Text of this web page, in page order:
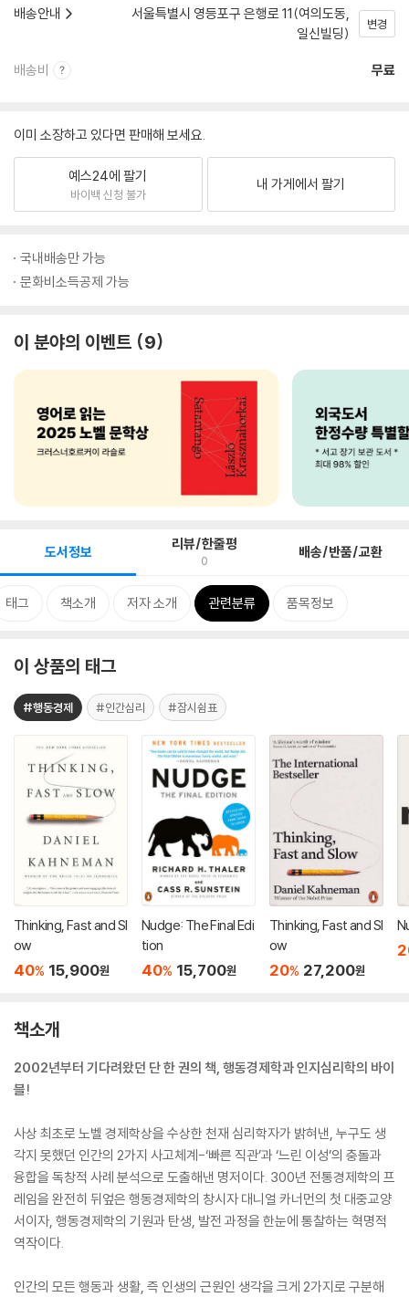
배송안내
서울특별시 영등포구 은행로 11(여의도동,
일신빌딩)
변경
배송비 무료
이미 소장하고 있다면 판매해 보세요.
예스24에 팔기
바이백 신청 불가
내 가게에서 팔기
국내배송만 가능
문화비소득공제 가능
이 분야의 이벤트 9
도서정보 리뷰/한줄평
0 배송/반품/교환
태그 책소개 저자 소개 관련분류 품목정보
이 상품의 태그
#행동경제 #인간심리 #잠시쉼표
Thinking, Fast and Sl
ow
40% 15,900원
Nudge: The Final Edi
tion
40% 15,700원
Thinking, Fast and Sl
ow
20% 27,200원
책소개
2002년부터 기다려왔던 단 한 권의 책, 행동경제학과 인지심리학의 바이
블!
사상 최초로 노벨 경제학상을 수상한 천재 심리학자가 밝혀낸, 누구도 생
각지 못했던 인간의 2가지 사고체계-‘빠른 직관’과 ‘느린 이성’의 충돌과
융합을 독창적 사례 분석으로 도출해낸 명저이다. 300년 전통경제학의 프
레임을 완전히 뒤엎은 행동경제학의 창시자 대니얼 카너먼의 첫 대중교양
서이자, 행동경제학의 기원과 탄생, 발전 과정을 한눈에 통찰하는 혁명적
역작이다.
인간의 모든 행동과 생활, 즉 인생의 근원인 생각을 크게 2가지로 구분해